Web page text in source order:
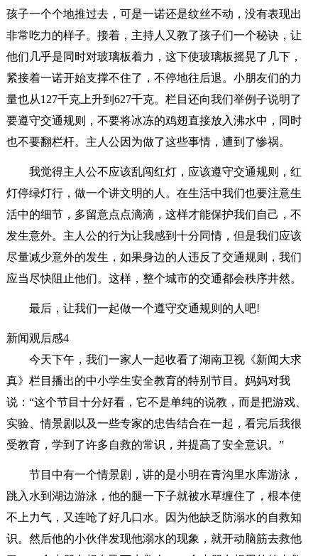
孩子一个个地推过去，可是一诺还是纹丝不动，没有表现出
非常吃力的样子。接着，主持人又教了孩子们一个秘诀，让
他们几乎是同时对玻璃板着力，这下使玻璃板摇晃了几下，
紧接着一诺开始支撑不住了，不停地往后退。小朋友们的力
量也从127千克上升到627千克。栏目还向我们举例子说明了
要遵守交通规则，不要将冰冻的鸡翅直接放入沸水中，同时
也不要翻栏杆。主人公因为做了这些事情，遭到了惨祸。
我觉得主人公不应该乱闯红灯，应该遵守交通规则，红
灯停绿灯行，做一个讲文明的人。在生活中我们也要注意生
活中的细节，多留意点点滴滴，这样才能保护我们自己，不
发生意外。主人公的行为让我感到十分同情，但是我们应该
尽量减少意外的发生，如果身边的人违反了交通规则，我们
应当尽快阻止他们。这样，整个城市的交通都会秩序井然。
最后，让我们一起做一个遵守交通规则的人吧!
新闻观后感4
今天下午，我们一家人一起收看了湖南卫视《新闻大求
真》栏目播出的中小学生安全教育的特别节目。妈妈对我
说：“这个节目十分好看，它不是单纯的说教，而是把游戏、
实验、情景剧以及一些专家的忠告结合在一起，看完后我很
受教育，学到了许多自救的常识，并提高了安全意识。”
节目中有一个情景剧，讲的是小明在青沟里水库游泳，
跳入水到湖边游泳，他的腿一下子就被水草缠住了，根本使
不上力气，又连呛了好几口水。因为他缺乏防溺水的自救知
识。然后他的小伙伴发现他溺水的现象，就开动脑筋去救他